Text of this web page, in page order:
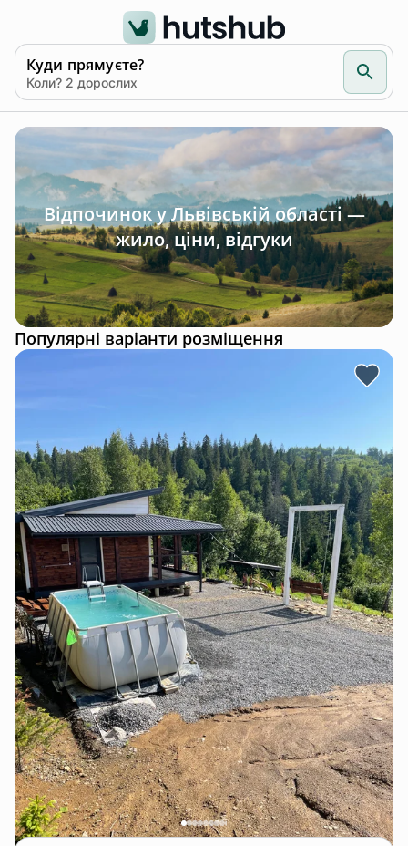
Куди прямуєте?
Коли? 2 дорослих
Відпочинок у Львівській області —
жило, ціни, відгуки
Популярні варіанти розміщення